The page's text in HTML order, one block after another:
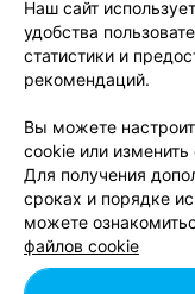
Вам будет
Магазины
Бресте
Магазины
Наш сайт
удобства
статистики и
рекомендаций.
Вы можете
cookie или изменить
Для получения
сроках и порядке
можете
файлов cookie